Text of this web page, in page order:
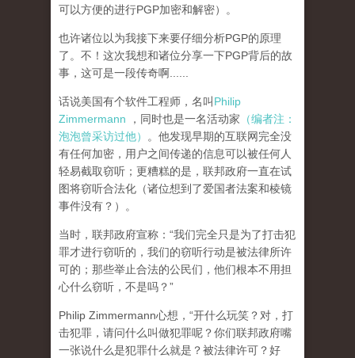
可以方便的进行PGP加密和解密）。
也许诸位以为我接下来要仔细分析PGP的原理
了。不！这次我想和诸位分享一下PGP背后的故
事，这可是一段传奇啊......
话说美国有个软件工程师，名叫 Philip
Zimmermann ，同时也是一名活动家 （编者注：
泡泡曾采访过他）
。他发现早期的互联网完全没
有任何加密，用户之间传递的信息可以被任何人
轻易截取窃听；更糟糕的是，联邦政府一直在试
图将窃听合法化（诸位想到了爱国者法案和棱镜
事件没有？）。
当时，联邦政府宣称：“我们完全只是为了打击犯
罪才进行窃听的，我们的窃听行动是被法律所许
可的；那些举止合法的公民们，他们根本不用担
心什么窃听，不是吗？”
Philip Zimmermann心想，“开什么玩笑？对，打
击犯罪，请问什么叫做犯罪呢？你们联邦政府嘴
一张说什么是犯罪什么就是？被法律许可？好